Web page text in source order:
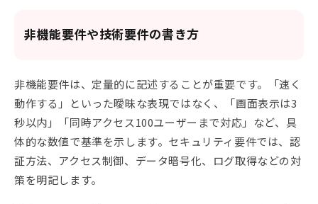
非機能要件や技術要件の書き方
非機能要件は、定量的に記述することが重要です。「速く
動作する」といった曖昧な表現ではなく、「画面表示は3
秒以内」「同時アクセス100ユーザーまで対応」など、具
体的な数値で基準を示します。セキュリティ要件では、認
証方法、アクセス制御、データ暗号化、ログ取得などの対
策を明記します。